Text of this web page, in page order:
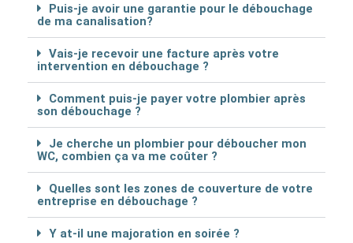
Puis-je avoir une garantie pour le débouchage
de ma canalisation?
Vais-je recevoir une facture après votre
intervention en débouchage ?
Comment puis-je payer votre plombier après
son débouchage ?
Je cherche un plombier pour déboucher mon
WC, combien ça va me coûter ?
Quelles sont les zones de couverture de votre
entreprise en débouchage ?
Y at-il une majoration en soirée ?